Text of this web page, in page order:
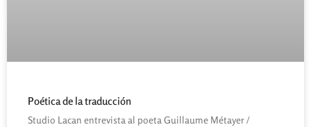
Poética de la traducción
Studio Lacan entrevista al poeta Guillaume Métayer /